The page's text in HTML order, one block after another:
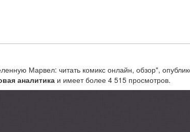
Марвел: читать комикс онлайн, обзор",
аналитика и имеет более 4 515 просмотров.